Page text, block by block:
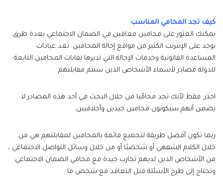
كيف تجد المحامي المناسب
يمكنك العثور على محامين معاقين في الضمان الاجتماعي بعدة طرق.
يوجد على الإنترنت الكثير من مواقع إحالة المحامين. تعد عيادات
المساعدة القانونية وخدمات الإحالة التي تديرها نقابات المحامين التابعة
للدولة مصادر لأسماء الأشخاص الذين ستتم مقابلتهم.
احذر. فقط لأنك تجد محامًيا من خلال البحث في أحد هذه المصادر لا
يضمن أنهم سيكونون محامين جيدين وأخلاقيين.
ربما تكون أفضل طريقة لتجميع قائمة بالمحامين لمقابلتهم هي من
خلال الكلام الشفهي أو شخصيًا أو من خلال وسائل التواصل الاجتماعي ،
من الأشخاص الذين لديهم تجارب جيدة مع محامي الضمان الاجتماعي.
وتحتاج إلى طرح الأسئلة قبل التعاقد مع شخص ما.